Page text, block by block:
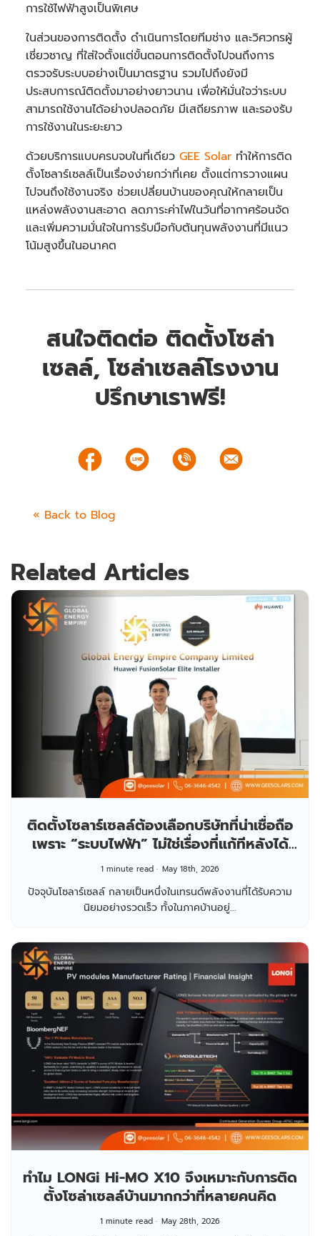
การใช้ไฟฟ้าสูงเป็นพิเศษ
ในส่วนของการติดตั้ง ดำเนินการโดยทีมช่าง และวิศวกรผู้
เชี่ยวชาญ ที่ใส่ใจตั้งแต่ขั้นตอนการติดตั้งไปจนถึงการ
ตรวจรับระบบอย่างเป็นมาตรฐาน รวมไปถึงยังมี
ประสบการณ์ติดตั้งมาอย่างยาวนาน เพื่อให้มั่นใจว่าระบบ
สามารถใช้งานได้อย่างปลอดภัย มีเสถียรภาพ และรองรับ
การใช้งานในระยะยาว
ด้วยบริการแบบครบจบในที่เดียว GEE Solarทำให้การติด
ตั้งโซลาร์เซลล์เป็นเรื่องง่ายกว่าที่เคย ตั้งแต่การวางแผน
ไปจนถึงใช้งานจริง ช่วยเปลี่ยนบ้านของคุณให้กลายเป็น
แหล่งพลังงานสะอาด ลดภาระค่าไฟในวันที่อากาศร้อนจัด
และเพิ่มความมั่นใจในการรับมือกับต้นทุนพลังงานที่มีแนว
โน้มสูงขึ้นในอนาคต
สนใจติดต่อ ติดตั้งโซล่า
เซลล์, โซล่าเซลล์โรงงาน
ปรึกษาเราฟรี!
« Back to Blog
Related Articles
ติดตั้งโซลาร์เซลล์ต้องเลือกบริษัทที่น่าเชื่อถือ
เพราะ “ระบบไฟฟ้า” ไม่ใช่เรื่องที่แก้ทีหลังได้
ง่าย
1 minute read May 18th, 2026
ปัจจุบันโซลาร์เซลล์ กลายเป็นหนึ่งในเทรนด์พลังงานที่ได้รับความ
นิยมอย่างรวดเร็ว ทั้งในภาคบ้านอยู่...
ทำไม LONGi Hi-MO X10 จึงเหมาะกับการติด
ตั้งโซล่าเซลล์บ้านมากกว่าที่หลายคนคิด
1 minute read May 28th, 2026